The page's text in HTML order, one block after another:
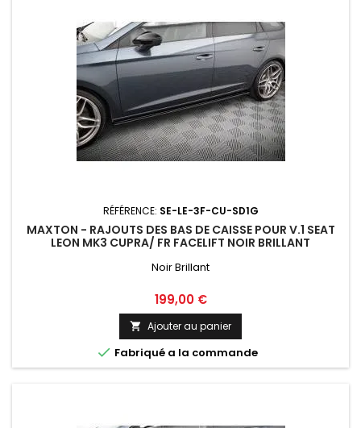
RÉFÉRENCE: SE-LE-3F-CU-SD1G
MAXTON - RAJOUTS DES BAS DE CAISSE POUR V.1 SEAT
LEON MK3 CUPRA/ FR FACELIFT NOIR BRILLANT
Noir Brillant
Prix
199,00 €
 Ajouter au panier
 Fabriqué a la commande